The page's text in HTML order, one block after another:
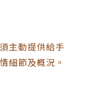
主動提供給手
細節及概況。